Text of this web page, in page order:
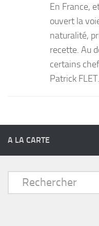
Desserts
En France,
ouvert la
naturalité,
recette. Au
certains
Patrick FLET.
A LA CARTE